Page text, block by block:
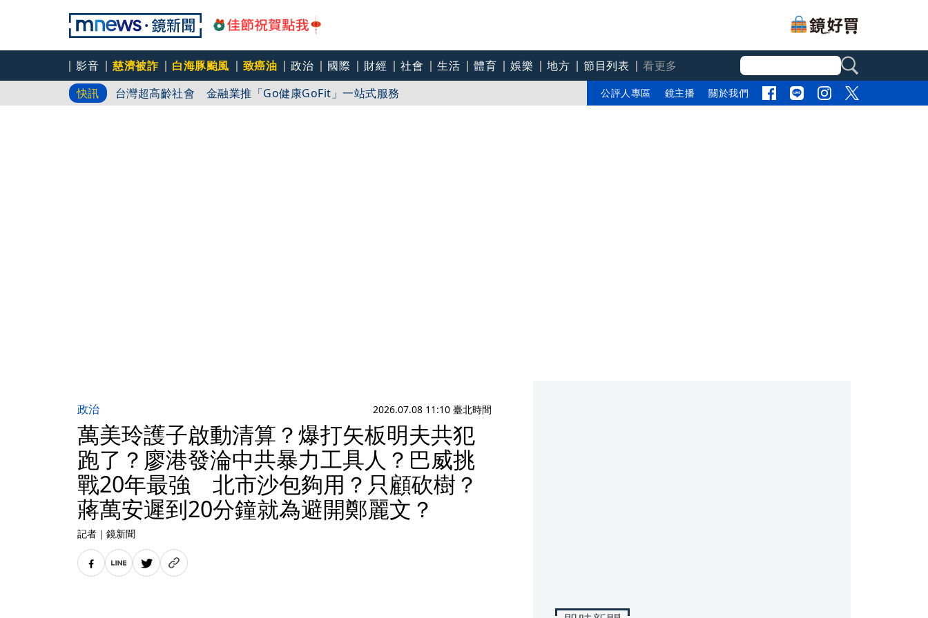
影音 慈濟被詐 白海豚颱風 致癌油 政治 國際 財經 社會 生活 體育 娛樂 地方 節目列表
看更多
快訊
美「機器狗」化身保全巡邏 降低真人值勤風險
台灣超高齡社會 金融業推「Go健康GoFit」一站式服務
公評人專區 鏡主播 關於我們
政治 2026.07.08 11:10 臺北時間
萬美玲護子啟動清算？爆打矢板明夫共犯
跑了？廖港發淪中共暴力工具人？巴威挑
戰20年最強 北市沙包夠用？只顧砍樹？
蔣萬安遲到20分鐘就為避開鄭麗文？
記者 ｜ 鏡新聞